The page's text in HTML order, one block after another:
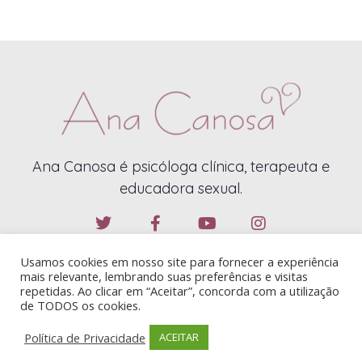
Ana Canosa é psicóloga clínica, terapeuta e
educadora sexual.
ANA CANOSA – 2019 – TODOS OS DIREITOS RESERVADOS
CONTATO@ANACANOSA.COM.BR
Usamos cookies em nosso site para fornecer a experiência
mais relevante, lembrando suas preferências e visitas
repetidas. Ao clicar em “Aceitar”, concorda com a utilização
de TODOS os cookies.
Política de Privacidade
ACEITAR